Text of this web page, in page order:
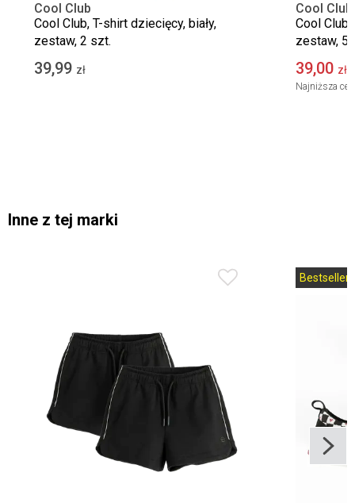
Cool Club
Cool Club, T-shirt dziecięcy, biały,
zestaw, 2 szt.
39,99 zł
Cool Club
Cool
zestaw, 5
39,00 zł
Najniższa
Inne z tej marki
Bestseller